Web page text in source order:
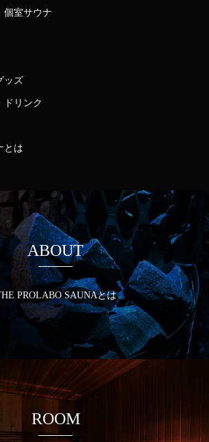
個室サウナ
ッズ
ドリンク
とは
ABOUT
PROLABO SAUNAとは
ROOM